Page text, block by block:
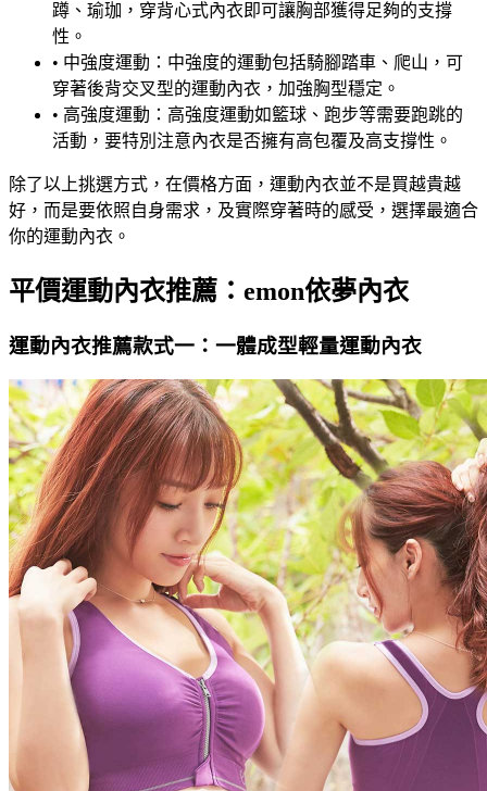
蹲、瑜珈，穿背心式內衣即可讓胸部獲得足夠的支撐
性。
• 中強度運動：中強度的運動包括騎腳踏車、爬山，可
穿著後背交叉型的運動內衣，加強胸型穩定。
• 高強度運動：高強度運動如籃球、跑步等需要跑跳的
活動，要特別注意內衣是否擁有高包覆及高支撐性。
除了以上挑選方式，在價格方面，運動內衣並不是買越貴越
好，而是要依照自身需求，及實際穿著時的感受，選擇最適合
你的運動內衣。
平價運動內衣推薦：emon依夢內衣
運動內衣推薦款式一：一體成型輕量運動內衣